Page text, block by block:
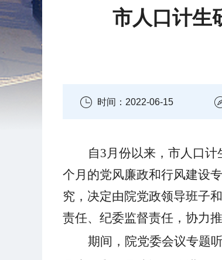
市人口计生
时间：2022-06-15
自3月份以来，市人口
个月的党风廉政和行风建设
究，决定由院党政领导班子
责任、纪委监督责任，协力
期间， 院党委会议专题